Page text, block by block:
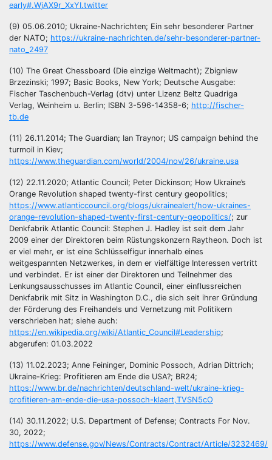
early#.WjAX9r_XxYI.twitter
(9) 05.06.2010; Ukraine-Nachrichten; Ein sehr besonderer Partner
der NATO; https://ukraine-nachrichten.de/sehr-besonderer-partner-
nato_2497
(10) The Great Chessboard (Die einzige Weltmacht); Zbigniew
Brzezinski; 1997; Basic Books, New York; Deutsche Ausgabe:
Fischer Taschenbuch-Verlag (dtv) unter Lizenz Beltz Quadriga
Verlag, Weinheim u. Berlin; ISBN 3-596-14358-6; http://fischer-
tb.de
(11) 26.11.2014; The Guardian; Ian Traynor; US campaign behind the
turmoil in Kiev;
https://www.theguardian.com/world/2004/nov/26/ukraine.usa
(12) 22.11.2020; Atlantic Council; Peter Dickinson; How Ukraine’s
Orange Revolution shaped twenty-first century geopolitics;
https://www.atlanticcouncil.org/blogs/ukrainealert/how-ukraines-
orange-revolution-shaped-twenty-first-century-geopolitics/; zur
Denkfabrik Atlantic Council: Stephen J. Hadley ist seit dem Jahr
2009 einer der Direktoren beim Rüstungskonzern Raytheon. Doch ist
er viel mehr, er ist eine Schlüsselfigur innerhalb eines
weitgespannten Netzwerkes, in dem er vielfältige Interessen vertritt
und verbindet. Er ist einer der Direktoren und Teilnehmer des
Lenkungsausschusses im Atlantic Council, einer einflussreichen
Denkfabrik mit Sitz in Washington D.C., die sich seit ihrer Gründung
der Förderung des Freihandels und Vernetzung mit Politikern
verschrieben hat; siehe auch:
https://en.wikipedia.org/wiki/Atlantic_Council#Leadership;
abgerufen: 01.03.2022
(13) 11.02.2023; Anne Feininger, Dominic Possoch, Adrian Dittrich;
Ukraine-Krieg: Profitieren am Ende die USA?; BR24;
https://www.br.de/nachrichten/deutschland-welt/ukraine-krieg-
profitieren-am-ende-die-usa-possoch-klaert,TVSN5cO
(14) 30.11.2022; U.S. Department of Defense; Contracts For Nov.
30, 2022;
https://www.defense.gov/News/Contracts/Contract/Article/3232469/